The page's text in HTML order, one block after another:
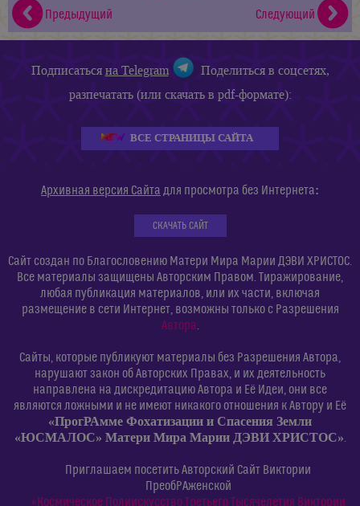
Предыдущий
Следующий
Подписатьсяна Telegram
Поделиться в соцсетях,
разпечатать (или скачать в pdf-формате):
ВСЕ СТРАНИЦЫ САЙТА
Архивная версия Сайта для просмотра без Интернета:
СКАЧАТЬ САЙТ
Сайт создан по Благословению Матери Мира Марии ДЭВИ ХРИСТОС.
Все материалы защищены Авторским Правом. Тиражирование,
любая публикация материалов, или их части, включая
размещение в сети Интернет, возможны только с Разрешения
Автора.
Сайты, которые публикуют материалы без Разрешения Автора,
нарушают закон об Авторских Правах, и их деятельность
направлена на дискредитацию Автора и Её Идеи, они все
являются ложными и не имеют никакого отношения к Автору и Её
«ПрогРАмме Фохатизации и Спасения Земли
«ЮСМАЛОС» Матери Мира Марии ДЭВИ ХРИСТОС».
Приглашаем посетить Авторский Сайт Виктории
ПреобРАженской
«Космическое Полиискусство Третьего Тысячелетия Виктории